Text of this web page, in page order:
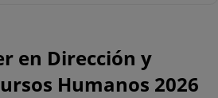
en Dirección y
Humanos 2026